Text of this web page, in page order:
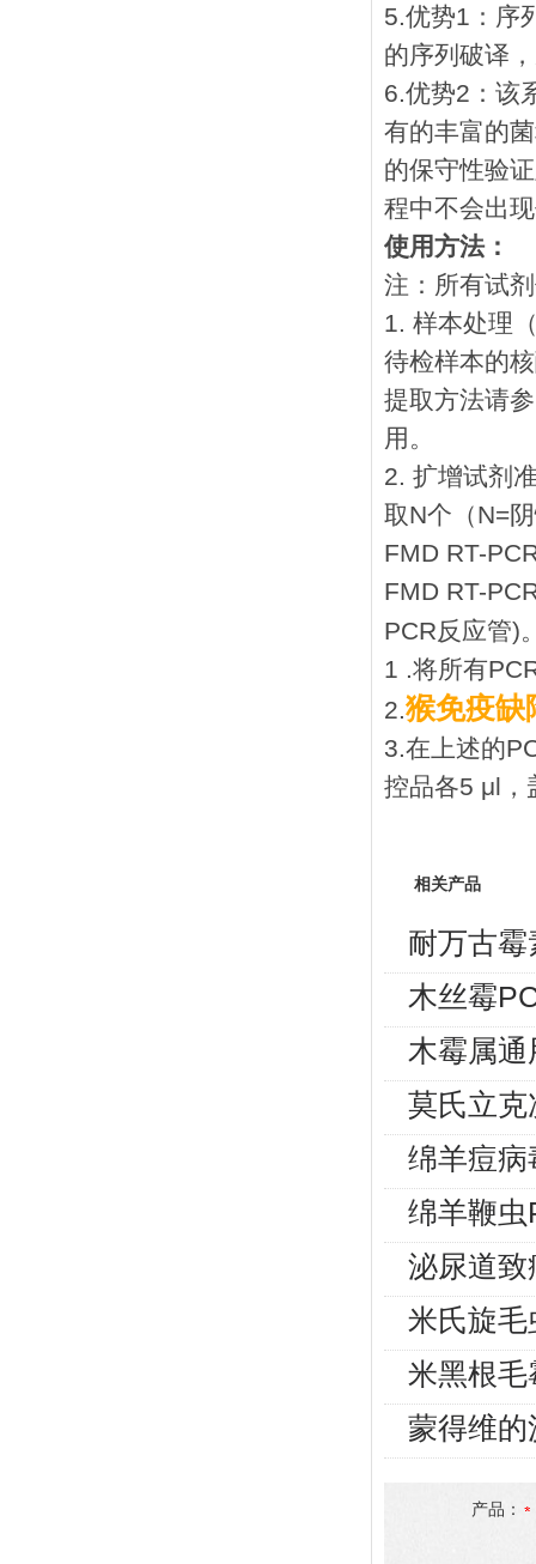
5.优势1：序
的序列破译
6.优势2：该
有的丰富的
的保守性验
程中不会出
使用方法：
注：所有试
1. 样本处理
待检样本的
提取方法请
用。
2. 扩增试剂
取N个（N=
FMD RT-
FMD RT-
PCR反应管)
1 .将所有
2.猴免疫缺
3.在上述的
控品各5 μl，
相关产品
耐万古
木丝霉
木霉属
莫氏立
绵羊痘
绵羊鞭
泌尿道
米氏旋
米黑根
蒙得维
产品：